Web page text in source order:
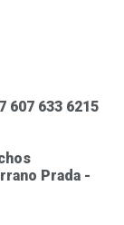
607 633 6215
Prada -